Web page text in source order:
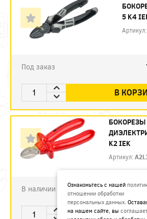
5 K4
Артикул:
Под заказ
В
K2 IEK
Артикул:
В наличии
В
Ознакомьтесь с нашей
отношении обработки
персональных данных.
на нашем сайте, вы